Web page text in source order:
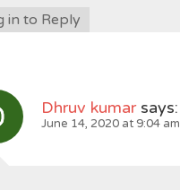
in to Reply
Dhruv kumar says:
June 14, 2020 at 9:04 am